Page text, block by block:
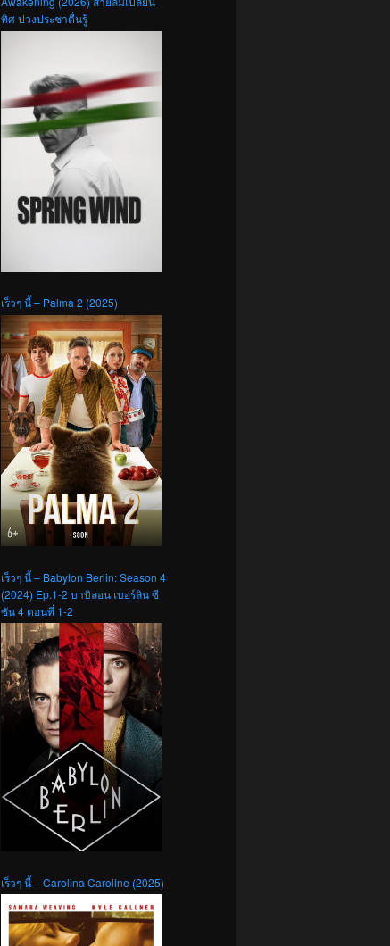
ทิศ ปวงประชาตื่นรู้
เร็วๆ นี้ – Palma 2 (2025)
เร็วๆ นี้ – Babylon Berlin: Season 4
(2024) Ep.1-2 บาบิลอน เบอร์ลิน ซี
ซัน 4 ตอนที่ 1-2
เร็วๆ นี้ – Carolina Caroline (2025)